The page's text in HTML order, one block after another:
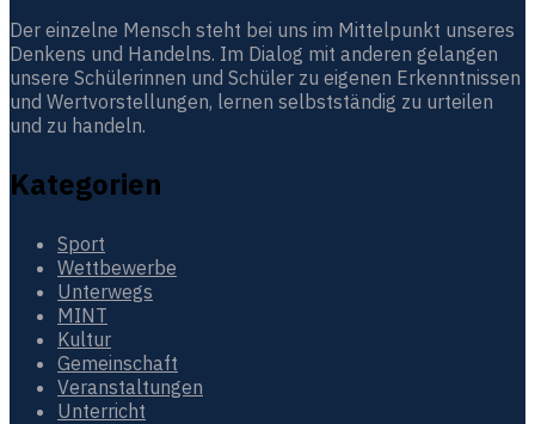
Der einzelne Mensch steht bei uns im Mittelpunkt unseres
Denkens und Handelns. Im Dialog mit anderen gelangen
unsere Schülerinnen und Schüler zu eigenen Erkenntnissen
und Wertvorstellungen, lernen selbstständig zu urteilen
und zu handeln.
Kategorien
Sport
Wettbewerbe
Unterwegs
MINT
Kultur
Gemeinschaft
Veranstaltungen
Unterricht